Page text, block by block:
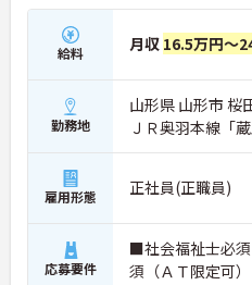
給料 月収 16.5万円～
勤務地
山形県 山形市 桜
ＪＲ奥羽本線「
雇用形態 正社員(正職員)
応募要件
■社会福祉士必
須（ＡＴ限定可）